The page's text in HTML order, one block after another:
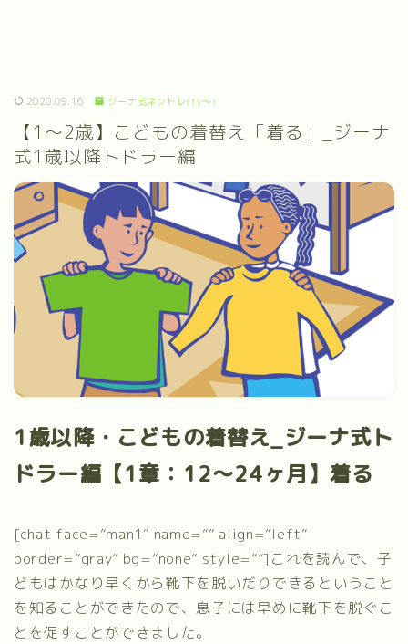
2020.09.16 ジーナ式ネントレ(1y～)
【1～2歳】こどもの着替え「着る」_ジーナ
式1歳以降トドラー編
1歳以降・こどもの着替え_ジーナ式ト
ドラー編【1章：12～24ヶ月】着る
[chat face=”man1″ name=”” align=”left”
border=”gray” bg=”none” style=””]これを読んで、子
どもはかなり早くから靴下を脱いだりできるということ
を知ることができたので、息子には早めに靴下を脱ぐこ
とを促すことができました。